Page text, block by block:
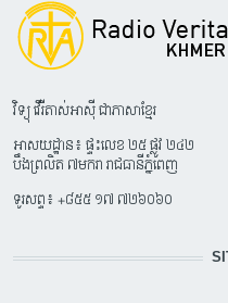
វិទ្យុ វើរីតាស់អាស៊ី ជាភាសាខ្មែរ
អាសយដ្ឋាន៖ ផ្ទះលេខ ២៥ ផ្លូវ ២៤២
បឹងព្រលិត ៧មករា រាជធានីភ្នំពេញ
ទូរសព្ទ៖ +៨៥៥ ១៧ ៧២៦០៦០